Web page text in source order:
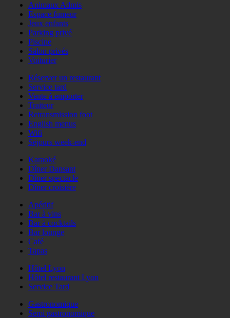
Animaux Admis
Espace fumeur
Jeux enfants
Parking privé
Piscine
Salon privés
Voiturier
Réserver un restaurant
Service tard
Vente à emporter
Traiteur
Retransmission foot
English menus
Wifi
Séjours week-end
Karaoké
Dîner Dansant
Dîner spectacle
Dîner croisière
Apéritif
Bar à vins
Bar à cocktails
Bar lounge
Café
Tapas
Hôtel Lyon
Hôtel restaurant Lyon
Service Tard
Gastronomique
Semi gastronomique